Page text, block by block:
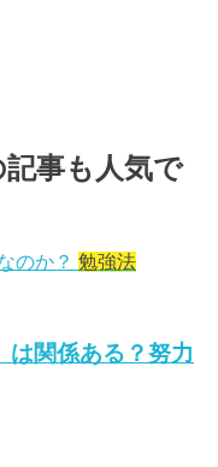
事も人気で
勉強法
は関係ある？努力